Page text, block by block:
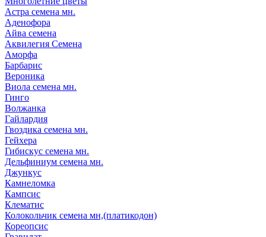
Астра семена мн.
Аденофора
Айва семена
Аквилегия Семена
Аморфа
Барбарис
Вероника
Виола семена мн.
Гинго
Волжанка
Гайлардия
Гвоздика семена мн.
Гейхера
Гибискус семена мн.
Дельфиниум семена мн.
Джункус
Камнеломка
Кампсис
Клематис
Колокольчик семена мн,(платикодон)
Кореопсис